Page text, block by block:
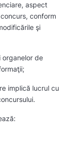
aspect
conform
şi
de
implică lucrul cu